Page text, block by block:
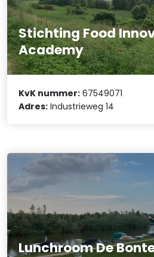
Stichting Food
Academy
KvK nummer: 67549071
Adres: Industrieweg 14
Lunchroom De